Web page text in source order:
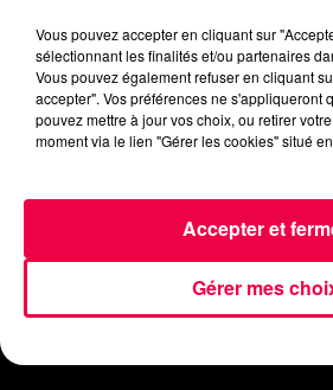
ACCUEIL INFOS
AGENDA
JEUX
CINÉMA
DIRECT VIDÉO
NOUS
Vous pouvez accepter en cliquant sur
sélectionnant les finalités et/ou partenaires
Vous pouvez également refuser en cliquant
accepter". Vos préférences ne s'appliqueront
pouvez mettre à jour vos choix, ou retirer
moment via le lien "Gérer les cookies" situé
Gérer mes
Accepter et